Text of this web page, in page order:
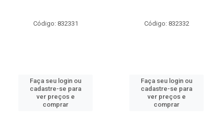
Código: 832331
Faça seu login ou
cadastre-se para
ver preços e
comprar
Código: 832332
Faça seu login ou
cadastre-se para
ver preços e
comprar